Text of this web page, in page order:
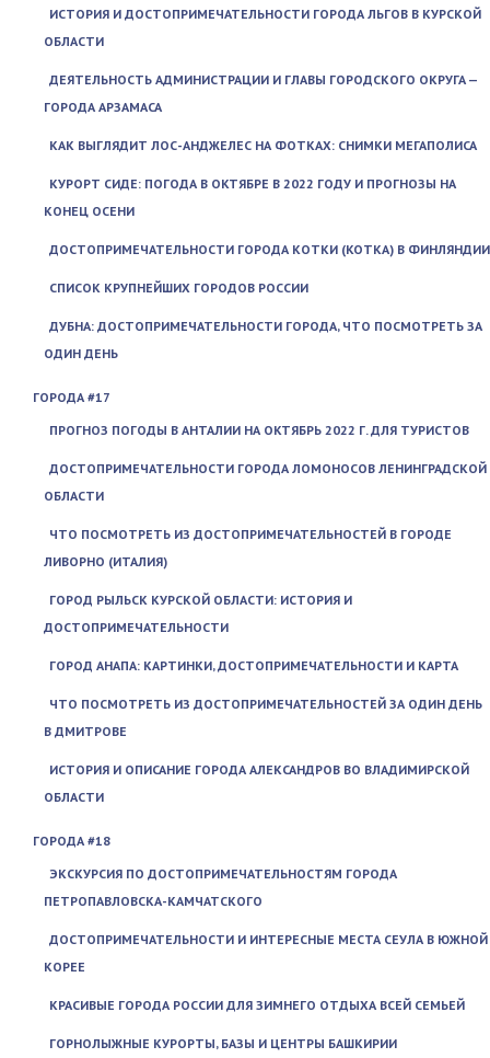
ИСТОРИЯ И ДОСТОПРИМЕЧАТЕЛЬНОСТИ ГОРОДА ЛЬГОВ В КУРСКОЙ
ОБЛАСТИ
ДЕЯТЕЛЬНОСТЬ АДМИНИСТРАЦИИ И ГЛАВЫ ГОРОДСКОГО ОКРУГА —
ГОРОДА АРЗАМАСА
КАК ВЫГЛЯДИТ ЛОС-АНДЖЕЛЕС НА ФОТКАХ: СНИМКИ МЕГАПОЛИСА
КУРОРТ СИДЕ: ПОГОДА В ОКТЯБРЕ В 2022 ГОДУ И ПРОГНОЗЫ НА
КОНЕЦ ОСЕНИ
ДОСТОПРИМЕЧАТЕЛЬНОСТИ ГОРОДА КОТКИ (KOTKA) В ФИНЛЯНДИИ
СПИСОК КРУПНЕЙШИХ ГОРОДОВ РОССИИ
ДУБНА: ДОСТОПРИМЕЧАТЕЛЬНОСТИ ГОРОДА, ЧТО ПОСМОТРЕТЬ ЗА
ОДИН ДЕНЬ
ГОРОДА #17
ПРОГНОЗ ПОГОДЫ В АНТАЛИИ НА ОКТЯБРЬ 2022 Г. ДЛЯ ТУРИСТОВ
ДОСТОПРИМЕЧАТЕЛЬНОСТИ ГОРОДА ЛОМОНОСОВ ЛЕНИНГРАДСКОЙ
ОБЛАСТИ
ЧТО ПОСМОТРЕТЬ ИЗ ДОСТОПРИМЕЧАТЕЛЬНОСТЕЙ В ГОРОДЕ
ЛИВОРНО (ИТАЛИЯ)
ГОРОД РЫЛЬСК КУРСКОЙ ОБЛАСТИ: ИСТОРИЯ И
ДОСТОПРИМЕЧАТЕЛЬНОСТИ
ГОРОД АНАПА: КАРТИНКИ, ДОСТОПРИМЕЧАТЕЛЬНОСТИ И КАРТА
ЧТО ПОСМОТРЕТЬ ИЗ ДОСТОПРИМЕЧАТЕЛЬНОСТЕЙ ЗА ОДИН ДЕНЬ
В ДМИТРОВЕ
ИСТОРИЯ И ОПИСАНИЕ ГОРОДА АЛЕКСАНДРОВ ВО ВЛАДИМИРСКОЙ
ОБЛАСТИ
ГОРОДА #18
ЭКСКУРСИЯ ПО ДОСТОПРИМЕЧАТЕЛЬНОСТЯМ ГОРОДА
ПЕТРОПАВЛОВСКА-КАМЧАТСКОГО
ДОСТОПРИМЕЧАТЕЛЬНОСТИ И ИНТЕРЕСНЫЕ МЕСТА СЕУЛА В ЮЖНОЙ
КОРЕЕ
КРАСИВЫЕ ГОРОДА РОССИИ ДЛЯ ЗИМНЕГО ОТДЫХА ВСЕЙ СЕМЬЕЙ
ГОРНОЛЫЖНЫЕ КУРОРТЫ, БАЗЫ И ЦЕНТРЫ БАШКИРИИ